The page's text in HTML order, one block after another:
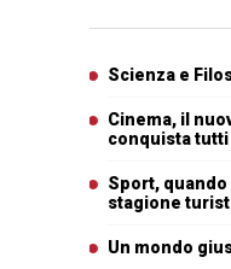
Scienza e
Cinema, il
conquista tutti
Sport,
stagione
Un mondo